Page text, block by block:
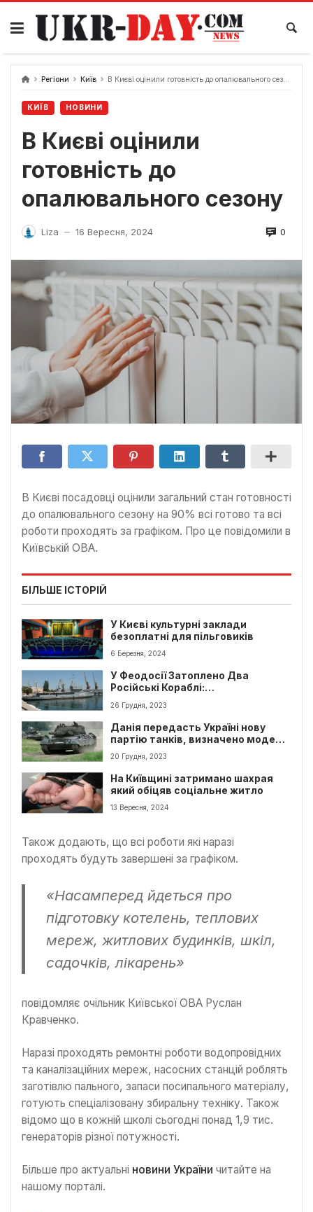
Перейти
вмісту
Регіони Київ В Києві оцінили готовність до опалювального сезону
КИЇВ НОВИНИ
В Києві оцінили
готовність до
опалювального сезону
Liza — 16 Вересня, 2024 0
В Києві посадовці оцінили загальний стан готовності
до опалювального сезону на 90% всі готово та всі
роботи проходять за графіком. Про це повідомили в
Київській ОВА.
БІЛЬШЕ ІСТОРІЙ
У Києві культурні заклади
безоплатні для пільговиків
6 Березня, 2024
У Феодосії Затоплено Два
Російські Кораблі:
26 Грудня, 2023
Данія передасть Україні нову
партію танків, визначено модель
і терміни
20 Грудня, 2023
На Київщині затримано шахрая
який обіцяв соціальне житло
13 Вересня, 2024
Також додають, що всі роботи які наразі
проходять будуть завершені за графіком.
«Насамперед йдеться про
підготовку котелень, теплових
мереж, житлових будинків, шкіл,
садочків, лікарень»
повідомляє очільник Київської ОВА Руслан
Кравченко.
Наразі проходять ремонтні роботи водопровідних
та каналізаційних мереж, насосних станцій роблять
заготівлю пального, запаси посипального матеріалу,
готують спеціалізовану збиральну техніку. Також
відомо що в кожній школі сьогодні понад 1,9 тис.
генераторів різної потужності.
Більше про актуальні новини України читайте на
нашому порталі.